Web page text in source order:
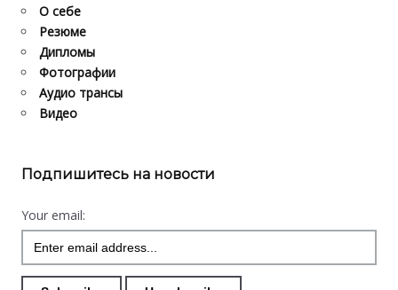
О себе
Резюме
Дипломы
Фотографии
Аудио трансы
Видео
Подпишитесь на новости
Your email: